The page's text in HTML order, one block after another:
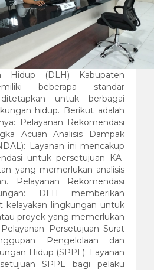
Hidup (DLH) Kabupaten
beberapa standar
untuk berbagai
hidup. Berikut adalah
Pelayanan Rekomendasi
Acuan Analisis Dampak
Layanan ini mencakup
untuk persetujuan KA-
yang memerlukan analisis
Pelayanan Rekomendasi
DLH memberikan
kelayakan lingkungan untuk
proyek yang memerlukan
Persetujuan Surat
Pengelolaan dan
Hidup (SPPL): Layanan
SPPL bagi pelaku